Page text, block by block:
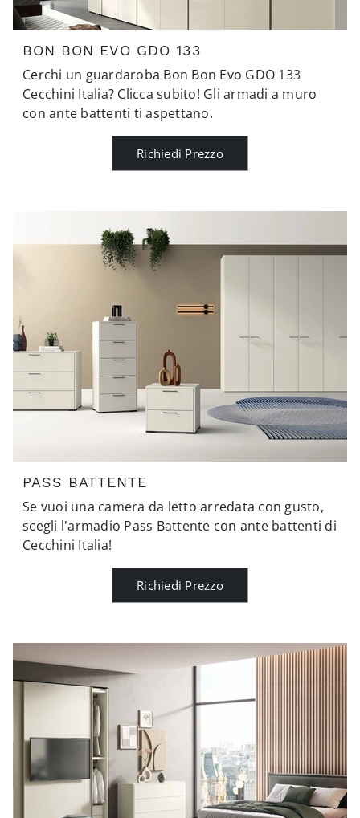
BON BON EVO GDO 133
Cerchi un guardaroba Bon Bon Evo GDO 133
Cecchini Italia? Clicca subito! Gli armadi a muro
con ante battenti ti aspettano.
Richiedi Prezzo
PASS BATTENTE
Se vuoi una camera da letto arredata con gusto,
scegli l'armadio Pass Battente con ante battenti di
Cecchini Italia!
Richiedi Prezzo